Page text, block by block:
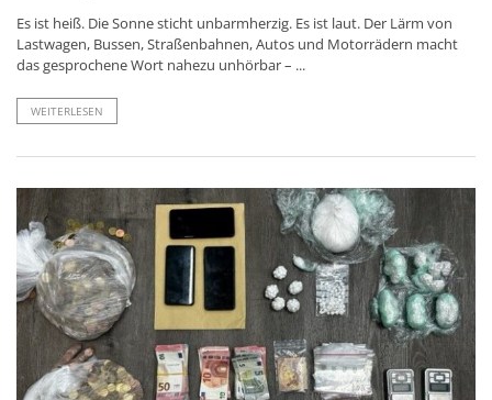
Es ist heiß. Die Sonne sticht unbarmherzig. Es ist laut. Der Lärm von
Lastwagen, Bussen, Straßenbahnen, Autos und Motorrädern macht
das gesprochene Wort nahezu unhörbar – ...
WEITERLESEN